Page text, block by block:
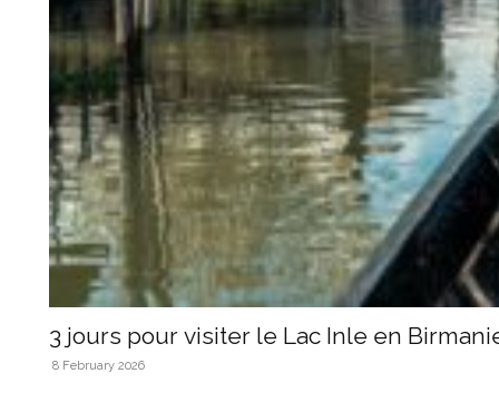
3 jours pour visiter le Lac Inle en
8 February 2026